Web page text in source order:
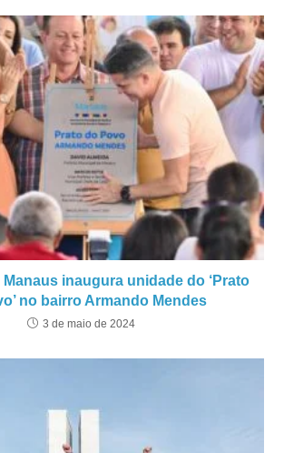
Manaus inaugura unidade do ‘Prato
no bairro Armando Mendes
3 de maio de 2024